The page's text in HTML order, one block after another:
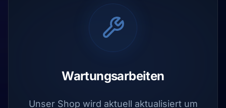
Wartungsarbeiten
Unser Shop wird aktuell aktualisiert um